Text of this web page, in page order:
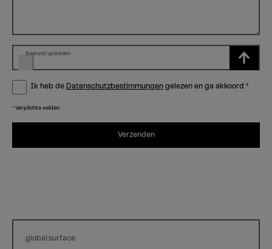
Bestand uploaden
Ik heb de Datenschutzbestimmungen gelezen en ga akkoord *
* Verplichte velden
Verzenden
global.surface